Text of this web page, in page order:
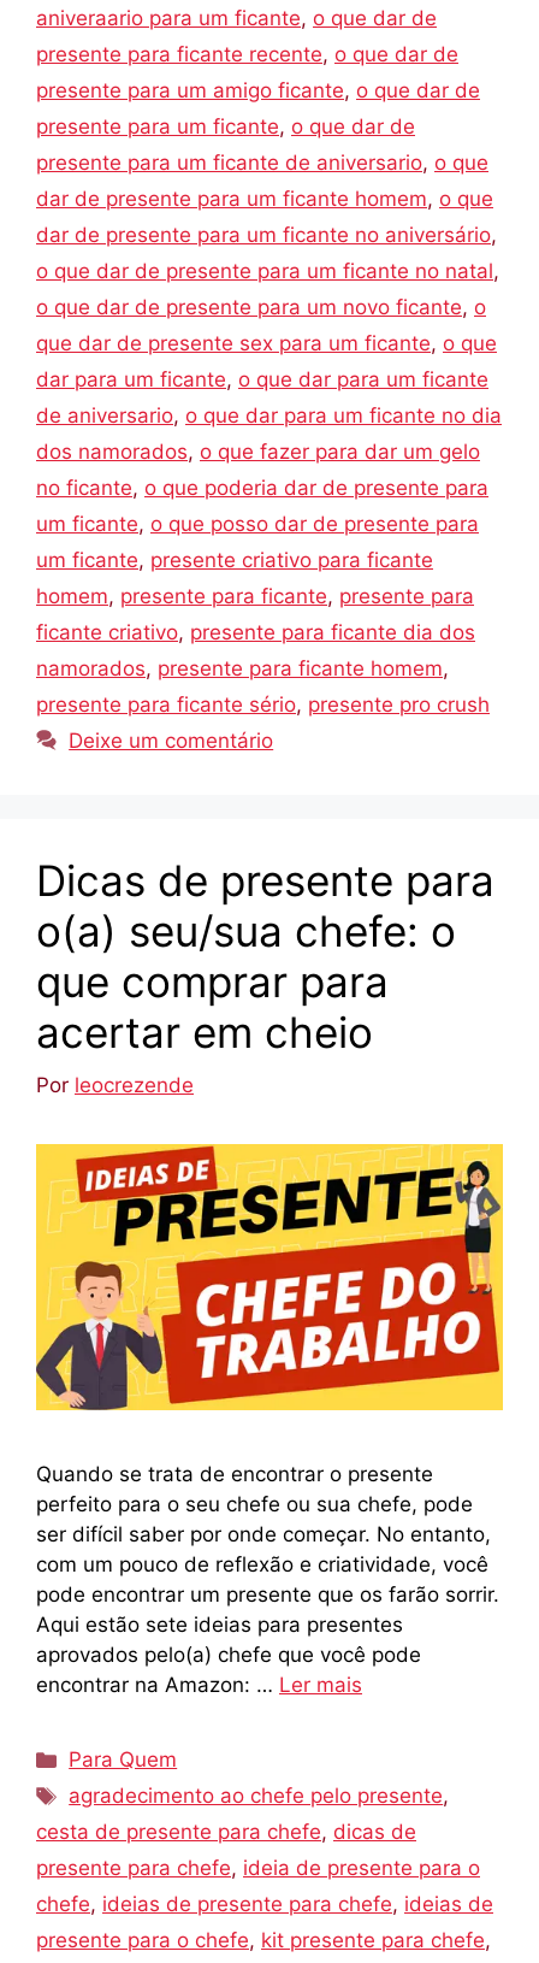
aniveraario para um ficante, o que dar de
presente para ficante recente, o que dar de
presente para um amigo ficante, o que dar de
presente para um ficante, o que dar de
presente para um ficante de aniversario, o que
dar de presente para um ficante homem, o que
dar de presente para um ficante no aniversário,
o que dar de presente para um ficante no natal,
o que dar de presente para um novo ficante, o
que dar de presente sex para um ficante, o que
dar para um ficante, o que dar para um ficante
de aniversario, o que dar para um ficante no dia
dos namorados, o que fazer para dar um gelo
no ficante, o que poderia dar de presente para
um ficante, o que posso dar de presente para
um ficante, presente criativo para ficante
homem, presente para ficante, presente para
ficante criativo, presente para ficante dia dos
namorados, presente para ficante homem,
presente para ficante sério, presente pro crush
Deixe um comentário
Dicas de presente para
o(a) seu/sua chefe: o
que comprar para
acertar em cheio
Por leocrezende
Quando se trata de encontrar o presente
perfeito para o seu chefe ou sua chefe, pode
ser difícil saber por onde começar. No entanto,
com um pouco de reflexão e criatividade, você
pode encontrar um presente que os farão sorrir.
Aqui estão sete ideias para presentes
aprovados pelo(a) chefe que você pode
encontrar na Amazon: … Ler mais
Categorias
Para Quem
Tags
agradecimento ao chefe pelo presente,
cesta de presente para chefe, dicas de
presente para chefe, ideia de presente para o
chefe, ideias de presente para chefe, ideias de
presente para o chefe, kit presente para chefe,